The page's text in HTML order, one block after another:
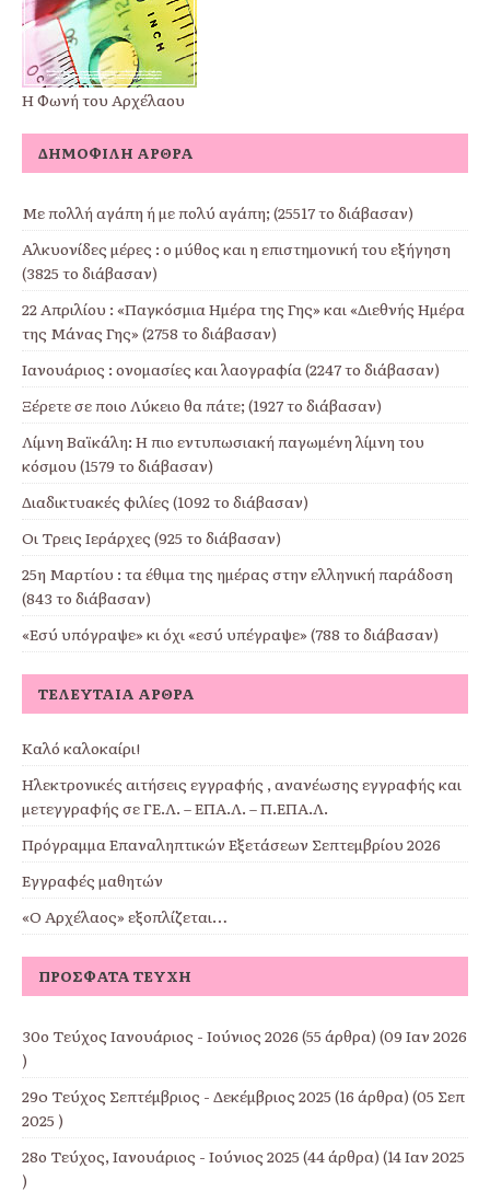
Η Φωνή του Αρχέλαου
ΔΗΜΟΦΙΛΉ ΆΡΘΡΑ
Με πολλή αγάπη ή με πολύ αγάπη; (25517 το διάβασαν)
Αλκυονίδες μέρες : ο μύθος και η επιστημονική του εξήγηση
(3825 το διάβασαν)
22 Απριλίου : «Παγκόσμια Ημέρα της Γης» και «Διεθνής Ημέρα
της Μάνας Γης» (2758 το διάβασαν)
Ιανουάριος : ονομασίες και λαογραφία (2247 το διάβασαν)
Ξέρετε σε ποιο Λύκειο θα πάτε; (1927 το διάβασαν)
Λίμνη Βαϊκάλη: Η πιο εντυπωσιακή παγωμένη λίμνη του
κόσμου (1579 το διάβασαν)
Διαδικτυακές φιλίες (1092 το διάβασαν)
Οι Τρεις Ιεράρχες (925 το διάβασαν)
25η Μαρτίου : τα έθιμα της ημέρας στην ελληνική παράδοση
(843 το διάβασαν)
«Εσύ υπόγραψε» κι όχι «εσύ υπέγραψε» (788 το διάβασαν)
ΤΕΛΕΥΤΑΊΑ ΆΡΘΡΑ
Καλό καλοκαίρι!
Ηλεκτρονικές αιτήσεις εγγραφής , ανανέωσης εγγραφής και
μετεγγραφής σε ΓΕ.Λ. – ΕΠΑ.Λ. – Π.ΕΠΑ.Λ.
Πρόγραμμα Επαναληπτικών Εξετάσεων Σεπτεμβρίου 2026
Εγγραφές μαθητών
«Ο Αρχέλαος» εξοπλίζεται…
ΠΡΌΣΦΑΤΑ ΤΕΎΧΗ
30ο Τεύχος Ιανουάριος - Ιούνιος 2026 (55 άρθρα) (09 Ιαν 2026
)
29o Τεύχος Σεπτέμβριος - Δεκέμβριος 2025 (16 άρθρα) (05 Σεπ
2025 )
28ο Τεύχος, Ιανουάριος - Ιούνιος 2025 (44 άρθρα) (14 Ιαν 2025
)